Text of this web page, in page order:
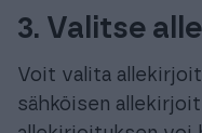
3. Valitse
Voit valita
sähköisen